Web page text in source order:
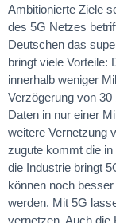
Ambitionierte Ziele
des 5G Netzes
Deutschen das
bringt viele Vorteile:
innerhalb weniger
Verzögerung von
Daten in nur einer
weitere Vernetzung
zugute kommt die
die Industrie bringt
können noch
werden. Mit 5G
vernetzen. Auch die